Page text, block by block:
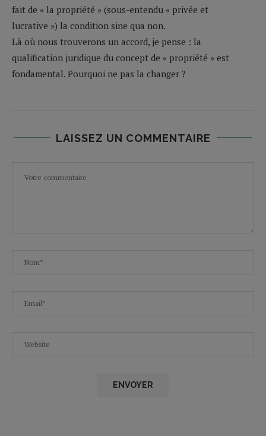
fait de « la propriété » (sous-entendu « privée et
lucrative ») la condition sine qua non.
Là où nous trouverons un accord, je pense : la
qualification juridique du concept de « propriété » est
fondamental. Pourquoi ne pas la changer ?
LAISSEZ UN COMMENTAIRE